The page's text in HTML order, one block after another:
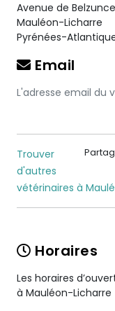
Avenue de Belzunce
Mauléon-Licharre
Pyrénées-
Email
L'adresse email du
Trouver
d'autres
vétérinaires à
Horaires
Les horaires
à Mauléon-Licharre